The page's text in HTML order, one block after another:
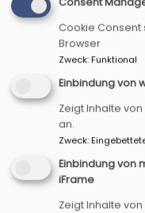
Fr, 27.11. - Fr,
Pilgern statt Shoppen
Ca. 2-3 Stündiges
Adventszeit
Bildung evangelisch
Region zwischen
Cookie Consent
Browser
Zweck:Funktional
Einbindung von
Zeigt Inhalte
an.
Zweck:
Einbindung von
iFrame
Zeigt Inhalte